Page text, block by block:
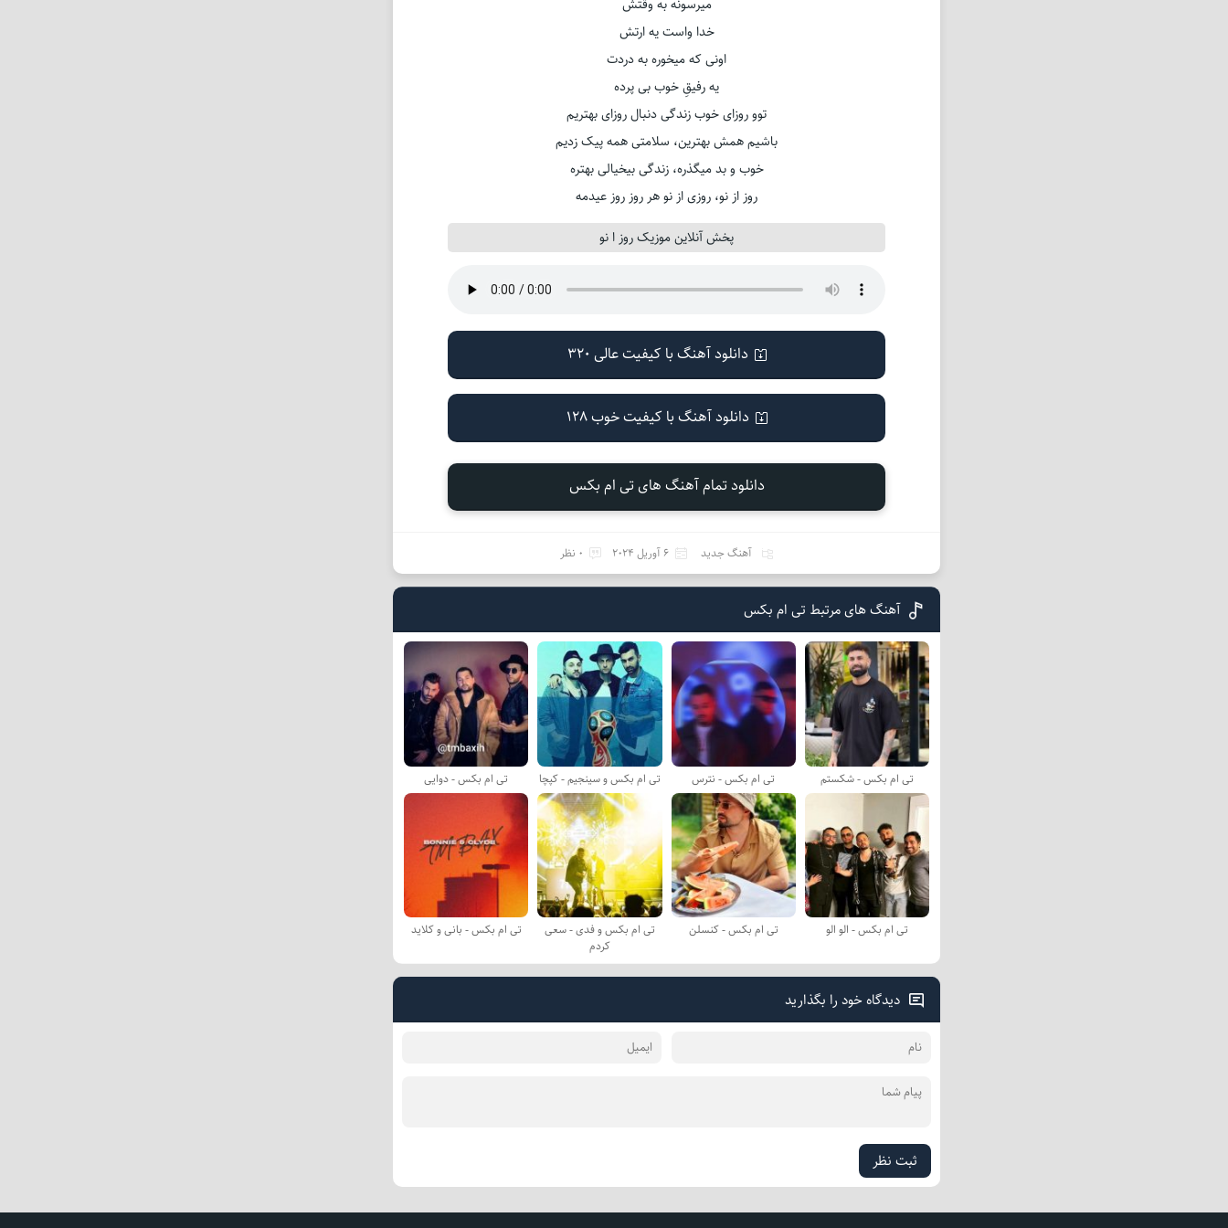
میرسونه به وقتش
خدا واست یه ارتش
اونی که میخوره به دردت
یه رفیقِ خوب بی پرده
توو روزای خوب زندگی دنبال روزای بهتریم
باشیم همش بهترین، سلامتی همه پیک زدیم
خوب و بد میگذره، زندگی بیخیالی بهتره
روز از نو، روزی از نو هر روز روز عیدمه
پخش آنلاین موزیک روز ا نو
دانلود آهنگ با کیفیت عالی 320
دانلود آهنگ با کیفیت خوب 128
دانلود تمام آهنگ های تی ام بکس
آهنگ جدید 6 آوریل 2024 0 نظر
آهنگ های مرتبط تی ام بکس
تی ام بکس - شکستم تی ام بکس - نترس تی ام بکس و سینجیم - کپچا تی ام بکس - دوایی
تی ام بکس - الو الو تی ام بکس - کنسلن
تی ام بکس و فدی - سعی
کردم
تی ام بکس - بانی و کلاید
دیدگاه خود را بگذارید
ثبت نظر